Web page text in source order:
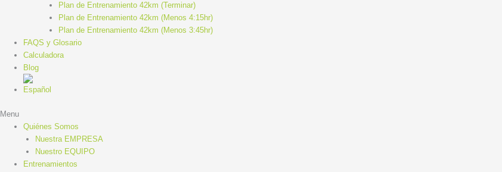
Plan de Entrenamiento 42km (Terminar)
Plan de Entrenamiento 42km (Menos 4:15hr)
Plan de Entrenamiento 42km (Menos 3:45hr)
FAQS y Glosario
Calculadora
Blog
Menu
Quiénes Somos
Nuestra EMPRESA
Nuestro EQUIPO
Entrenamientos